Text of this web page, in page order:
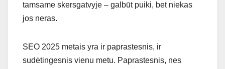
tamsame skersgatvyje – galbūt puiki, bet niekas
jos neras.
SEO 2025 metais yra ir paprastesnis, ir
sudėtingesnis vienu metu. Paprastesnis, nes